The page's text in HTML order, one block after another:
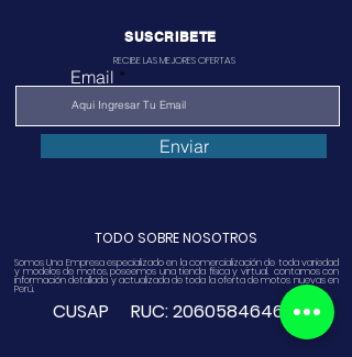
SUSCRIBETE
RECIBE LAS MEJORES OFERTAS
Email
Enviar
TODO SOBRE NOSOTROS
Somos Una Empresa especializado en la comercialización de toda variedad
y modelos de motos, poseemos una tienda física y virtual. contamos con
información detallada y actualizada de toda la oferta de motos nuevas en
Perú.
CUSAP RUC:20605846468